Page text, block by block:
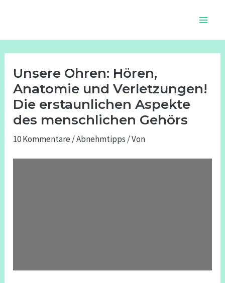
Unsere Ohren: Hören,
Anatomie und Verletzungen!
Die erstaunlichen Aspekte
des menschlichen Gehörs
10 Kommentare /Abnehmtipps / Von